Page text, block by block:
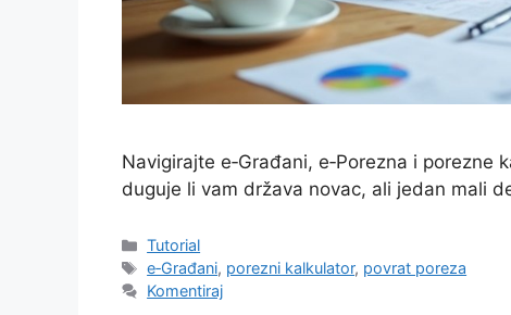
Navigirajte e‑Građani, e‑Porezna i
duguje li vam država novac, ali jedan mali
Kategorije
Tutorial
Oznake
e‑Građani, porezni kalkulator, povrat poreza
Komentiraj